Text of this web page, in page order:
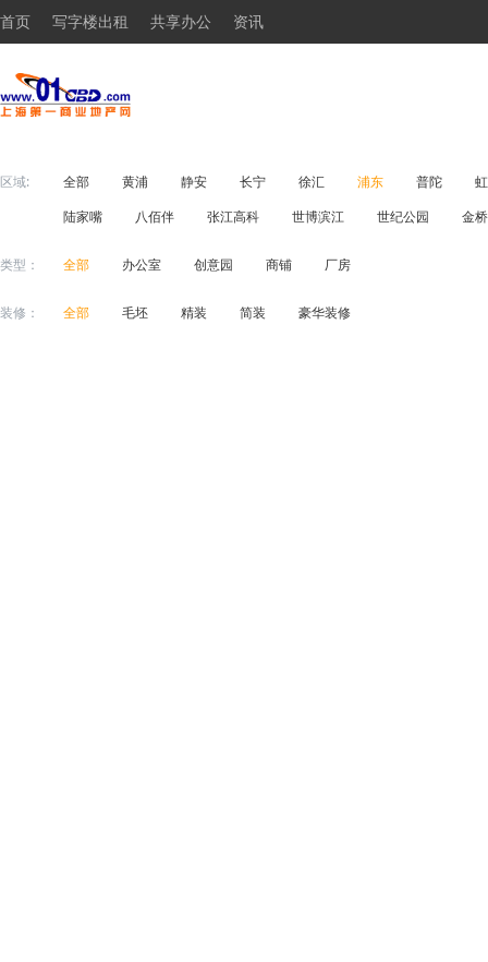
首页 写字楼出租 共享办公 资讯
区域: 全部 黄浦 静安 长宁 徐汇 浦东 普陀
陆家嘴
八佰伴 张江高科 世博滨江 世纪公园 金桥
类型： 全部 办公室 创意园 商铺 厂房
装修： 全部 毛坯 精装 简装 豪华装修